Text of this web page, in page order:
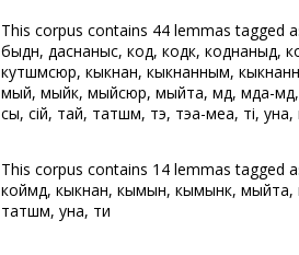
This corpus contains 44 lemmas tagged
быдӧн, даснаныс, код, кодкӧ, коднаныд,
кутшӧмсюрӧ, кыкнан, кыкнанным,
мый, мыйкӧ, мыйсюрӧ, мыйта, мӧд, мӧда-
сы, сійӧ, тайӧ, татшӧм, тэ, тэа-меа, ті, уна,
This corpus contains 14 lemmas tagged
коймӧд, кыкнан, кымын, кымынкӧ, мыйта,
татшӧм, уна, ӧти